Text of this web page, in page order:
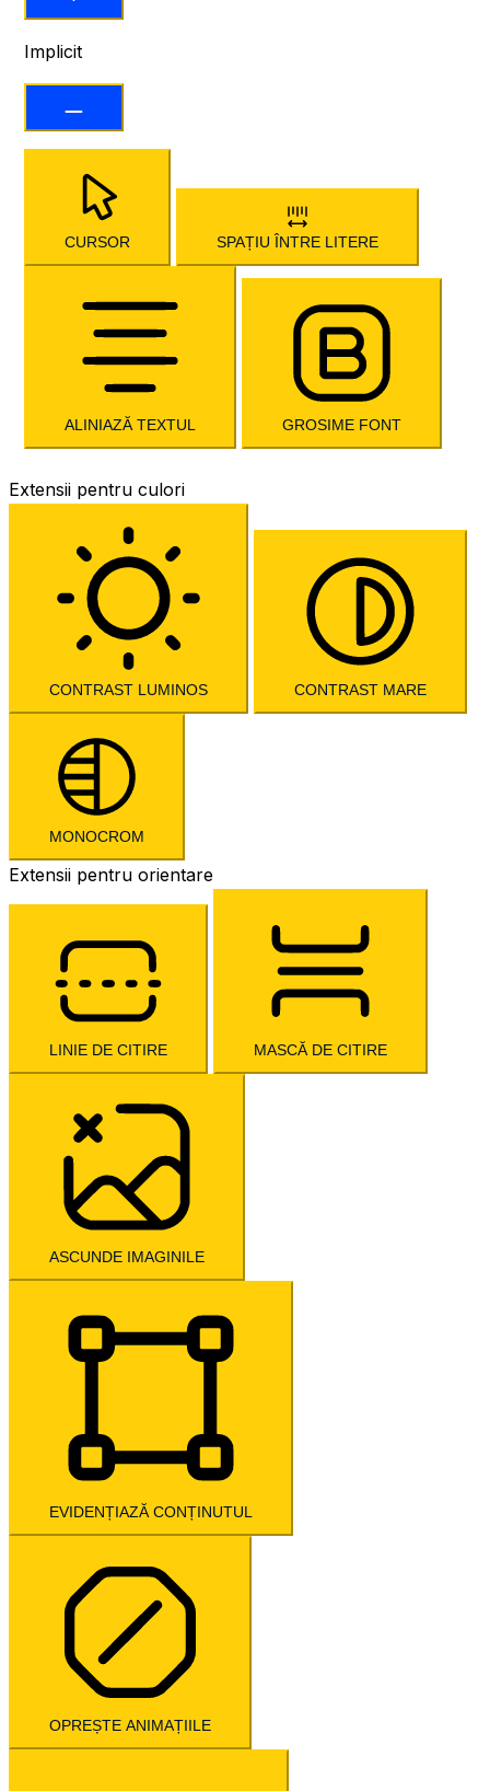
Implicit
CURSOR SPAȚIU ÎNTRE LITERE
ALINIAZĂ TEXTUL GROSIME FONT
Extensii pentru culori
CONTRAST LUMINOS CONTRAST MARE
MONOCROM
Extensii pentru orientare
LINIE DE CITIRE MASCĂ DE CITIRE
ASCUNDE IMAGINILE
EVIDENȚIAZĂ CONȚINUTUL
OPREȘTE ANIMAȚIILE